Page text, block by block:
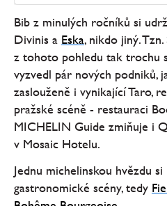
Bib z minulých ročníků si
Divinis a Eska, nikdo jiný.
z tohoto pohledu tak trochu
vyzvedl pár nových podniků,
zaslouženě i vynikající Taro,
pražské scéně - restauraci
MICHELIN Guide zmiňuje i
v Mosaic Hotelu.
Jednu michelinskou hvězdu
gastronomické scény, tedy